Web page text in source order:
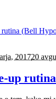
201720
up